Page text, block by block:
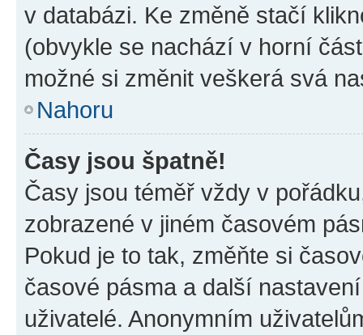
v databázi. Ke změně stačí
(obvykle se nachází v horní
možné si změnit veškerá svá
Nahoru
Časy jsou špatně!
Časy jsou téměř vždy v
zobrazené v jiném časovém
Pokud je to tak, změňte si
časové pásma a další
uživatelé. Anonymním